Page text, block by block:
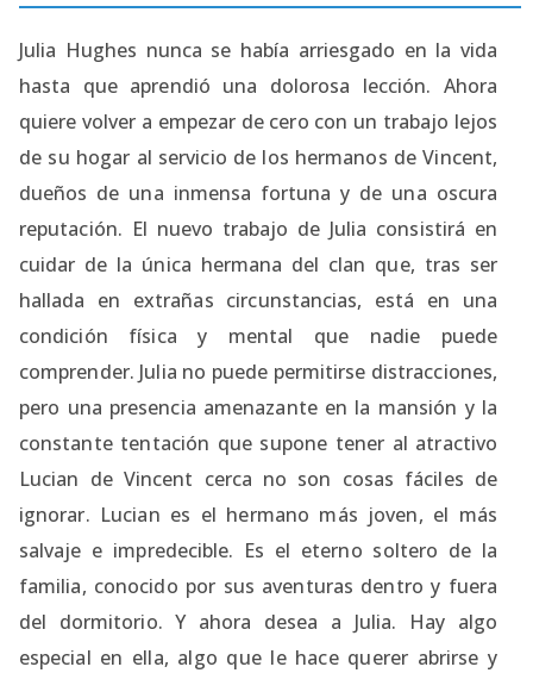
Julia Hughes nunca se había arriesgado en la vida
hasta que aprendió una dolorosa lección. Ahora
quiere volver a empezar de cero con un trabajo lejos
de su hogar al servicio de los hermanos de Vincent,
dueños de una inmensa fortuna y de una oscura
reputación. El nuevo trabajo de Julia consistirá en
cuidar de la única hermana del clan que, tras ser
hallada en extrañas circunstancias, está en una
condición física y mental que nadie puede
comprender. Julia no puede permitirse distracciones,
pero una presencia amenazante en la mansión y la
constante tentación que supone tener al atractivo
Lucian de Vincent cerca no son cosas fáciles de
ignorar. Lucian es el hermano más joven, el más
salvaje e impredecible. Es el eterno soltero de la
familia, conocido por sus aventuras dentro y fuera
del dormitorio. Y ahora desea a Julia. Hay algo
especial en ella, algo que le hace querer abrirse y